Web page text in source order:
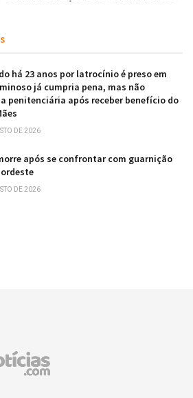
há 23 anos por latrocínio é preso em
já cumpria pena, mas não
penitenciária após receber benefício do
DE 2026
após se confrontar com guarnição
DE 2026